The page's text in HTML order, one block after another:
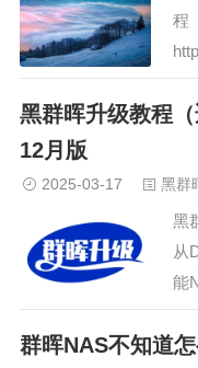
型
黑群晖升级教程
12月版
2025-03-17 黑群
黑
从
能
闪
群晖NAS不知道